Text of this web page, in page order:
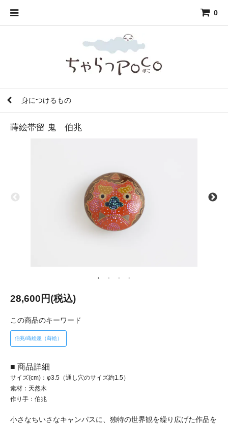
0
身につけるもの
蒔絵帯留 鬼 伯兆
28,600円(税込)
この商品のキーワード
伯兆/蒔絵屋（蒔絵）
■ 商品詳細
サイズ(cm)：φ3.5（通し穴のサイズ約1.5）
素材：天然木
作り手：伯兆
小さなちいさなキャンパスに、独特の世界観を繰り広げた作品を